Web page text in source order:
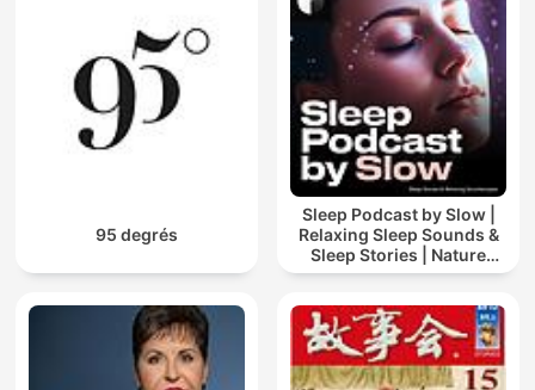
95 degrés
Sleep Podcast by Slow |
Relaxing Sleep Sounds &
Sleep Stories | Nature
Sound For Sleep | ASMR